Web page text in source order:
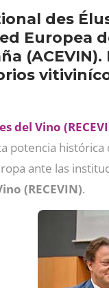
des
Europea
del Vino
potencia
ante las
(RECEVIN).